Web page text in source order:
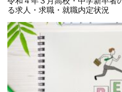
る求人・求職・就職内定状況